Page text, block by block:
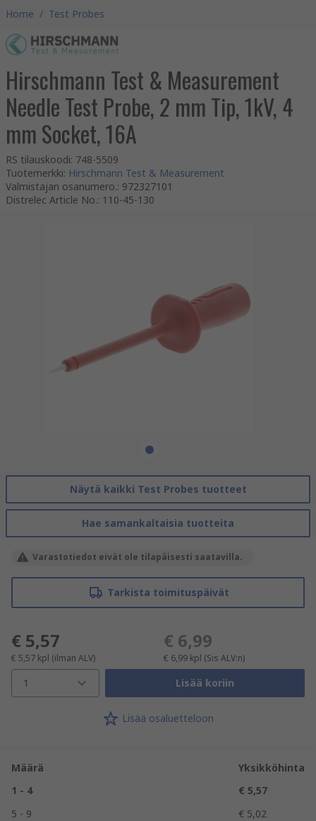
Home / Test Probes
Hirschmann Test & Measurement
Needle Test Probe, 2 mm Tip, 1kV, 4
mm Socket, 16A
RS tilauskoodi: 748-5509
Tuotemerkki: Hirschmann Test & Measurement
Valmistajan osanumero.: 972327101
Distrelec Article No.: 110-45-130
Näytä kaikki Test Probes tuotteet
Hae samankaltaisia tuotteita
Varastotiedot eivät ole tilapäisesti saatavilla.
Tarkista toimituspäivät
€ 5,57
€ 5,57 kpl (ilman ALV)
€ 6,99
€ 6,99 kpl (Sis ALV:n)
1 Lisää koriin
Lisää osaluetteloon
Määrä
Yksikköhinta
1 - 4
€ 5,57
5 - 9
€ 5,02